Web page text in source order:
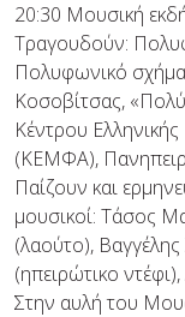
20:30 Μουσική
Τραγουδούν:
Πολυφωνικό
Κοσοβίτσας,
Κέντρου
(ΚΕΜΦΑ),
Παίζουν και
μουσικοί: Τάσος
(λαούτο),
(ηπειρώτικο
Στην αυλή του